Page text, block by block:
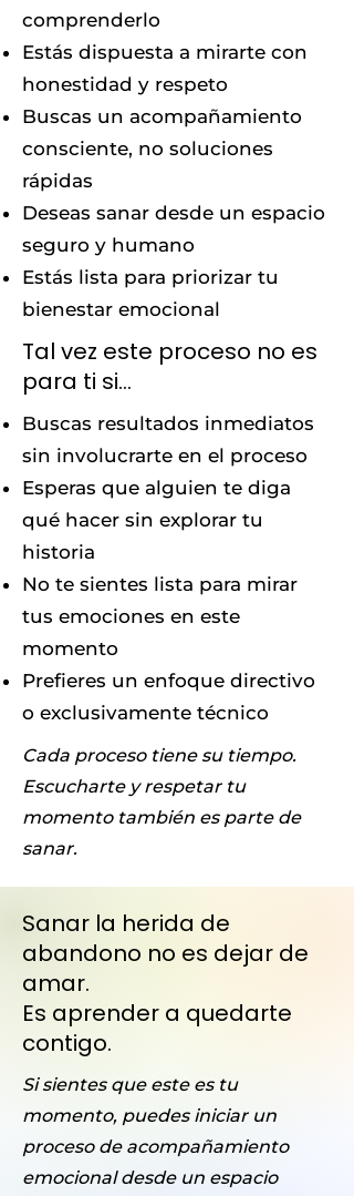
comprenderlo
Estás dispuesta a mirarte con
honestidad y respeto
Buscas un acompañamiento
consciente, no soluciones
rápidas
Deseas sanar desde un espacio
seguro y humano
Estás lista para priorizar tu
bienestar emocional
Tal vez este proceso no es
para ti si…
Buscas resultados inmediatos
sin involucrarte en el proceso
Esperas que alguien te diga
qué hacer sin explorar tu
historia
No te sientes lista para mirar
tus emociones en este
momento
Prefieres un enfoque directivo
o exclusivamente técnico
Cada proceso tiene su tiempo.
Escucharte y respetar tu
momento también es parte de
sanar.
Sanar la herida de
abandono no es dejar de
amar.
Es aprender a quedarte
contigo.
Si sientes que este es tu
momento, puedes iniciar un
proceso de acompañamiento
emocional desde un espacio